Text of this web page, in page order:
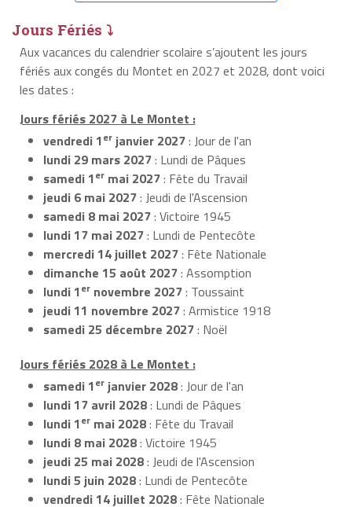
Jours Fériés ⤵
Aux vacances du calendrier scolaire s’ajoutent les jours
fériés aux congés du Montet en 2027 et 2028, dont voici
les dates :
Jours fériés 2027 à Le Montet :
vendredi 1er janvier 2027: Jour de l'an
lundi 29 mars 2027: Lundi de Pâques
samedi 1er mai 2027: Fête du Travail
jeudi 6 mai 2027: Jeudi de l'Ascension
samedi 8 mai 2027: Victoire 1945
lundi 17 mai 2027: Lundi de Pentecôte
mercredi 14 juillet 2027: Fête Nationale
dimanche 15 août 2027: Assomption
lundi 1er novembre 2027: Toussaint
jeudi 11 novembre 2027: Armistice 1918
samedi 25 décembre 2027: Noël
Jours fériés 2028 à Le Montet :
samedi 1er janvier 2028: Jour de l'an
lundi 17 avril 2028: Lundi de Pâques
lundi 1er mai 2028: Fête du Travail
lundi 8 mai 2028: Victoire 1945
jeudi 25 mai 2028: Jeudi de l'Ascension
lundi 5 juin 2028: Lundi de Pentecôte
vendredi 14 juillet 2028: Fête Nationale